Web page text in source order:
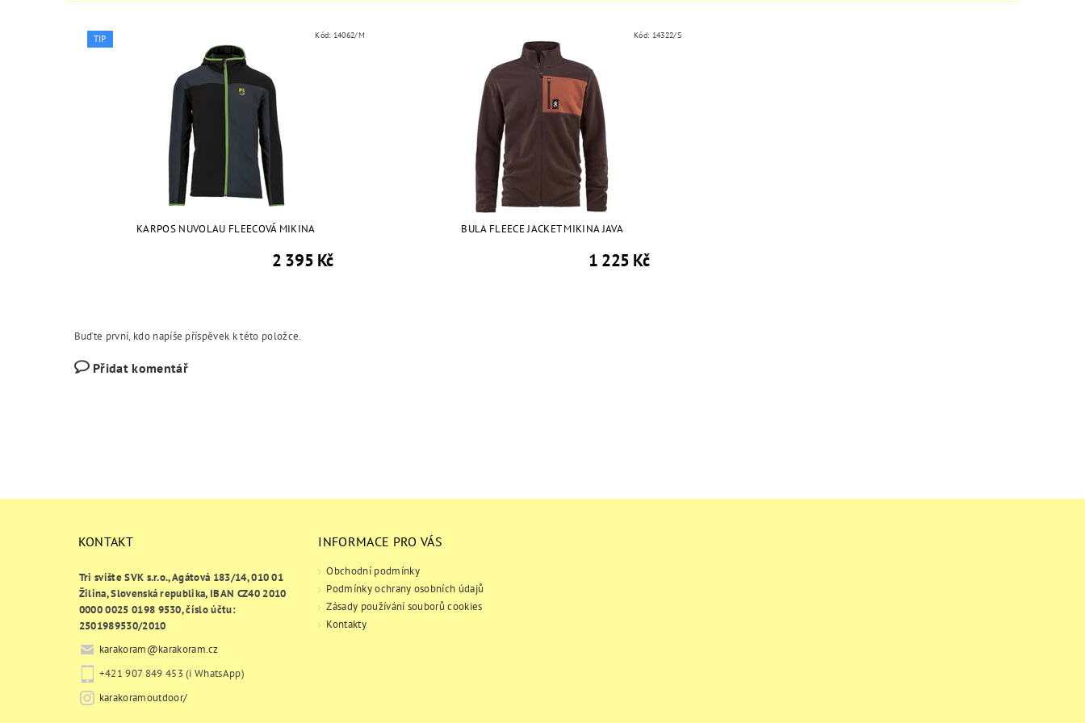
TIP Kód: 14062/M
KARPOS NUVOLAU FLEECOVÁ MIKINA
2 395 Kč
Kód: 14322/S
BULA FLEECE JACKET MIKINA JAVA
1 225 Kč
Buďte první, kdo napíše příspěvek k této položce.
Přidat komentář
KONTAKT
Tri svište SVK s.r.o., Agátová 183/14, 010 01
Žilina, Slovenská republika, IBAN CZ40 2010
0000 0025 0198 9530, číslo účtu:
2501989530/2010
karakoram@karakoram.cz
+421 907 849 453 (i WhatsApp)
karakoramoutdoor/
INFORMACE PRO VÁS
Obchodní podmínky
Podmínky ochrany osobních údajů
Zásady používání souborů cookies
Kontakty